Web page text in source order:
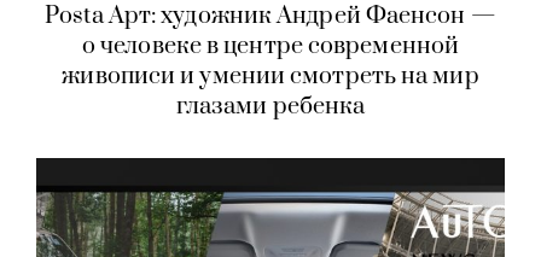
Posta Арт: художник Андрей Фаенсон —
о человеке в центре современной
живописи и умении смотреть на мир
глазами ребенка